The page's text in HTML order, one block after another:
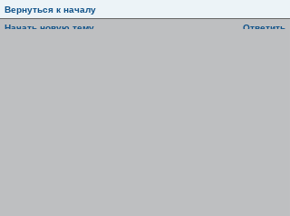
Вернуться к началу
Начать новую тему
Ответить